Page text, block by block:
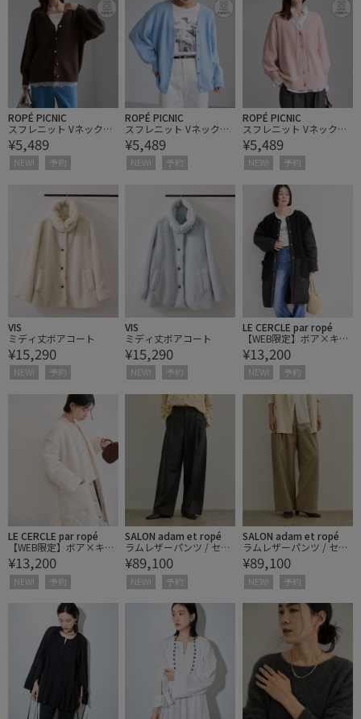
ROPÉ PICNIC
スフレニット Vネックミ
ドル丈カーディガン
¥5,489
NEW! 予約
ROPÉ PICNIC
スフレニット Vネックミ
ドル丈カーディガン
¥5,489
NEW! 予約
ROPÉ PICNIC
スフレニット Vネックミ
ドル丈カーディガン
¥5,489
NEW! 予約
VIS
ミディ丈ボアコート
¥15,290
NEW! 予約
VIS
ミディ丈ボアコート
¥15,290
NEW! 予約
LE CERCLE par ropé
【WEB限定】ボア×キル
ティング ノーカラーコー
ト
¥13,200
NEW! 予約
LE CERCLE par ropé
【WEB限定】ボア×キル
ティング ノーカラーコー
ト
¥13,200
NEW! 予約
SALON adam et ropé
ラムレザーパンツ / セッ
トアップ対応
¥89,100
NEW! 予約
SALON adam et ropé
ラムレザーパンツ / セッ
トアップ対応
¥89,100
NEW! 予約